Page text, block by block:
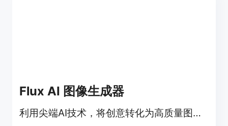
Flux AI 图像生成器
利用尖端AI技术，将创意转化为高质量图像。